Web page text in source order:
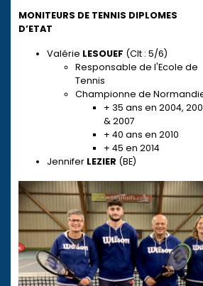
MONITEURS DE TENNIS DIPLOMES
D’ETAT
Valérie LESOUEF (Clt : 5/6)
Responsable de l'Ecole de
Tennis
Championne de
+ 35 ans en 2004,
& 2007
+ 40 ans en 2010
+ 45 en 2014
Jennifer LEZIER (BE)